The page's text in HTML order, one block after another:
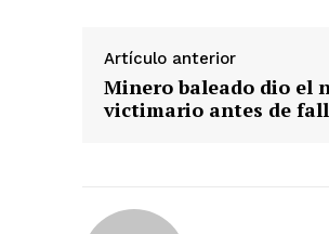
Artículo anterior
Minero baleado dio el
victimario antes de